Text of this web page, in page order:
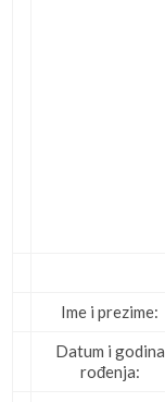
Ime i prezime:
Datum i godina
rođenja: